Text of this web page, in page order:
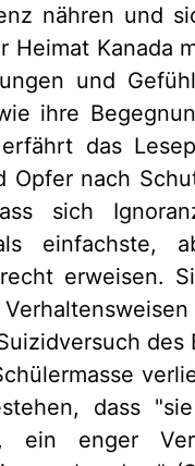
nähren und
Kanada
und
ihre
das
nach
sich
einfachste,
erweisen.
des
dass
ein enger